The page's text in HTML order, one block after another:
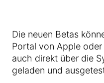
Die neuen Betas
Portal von Apple oder
auch direkt über die
geladen und